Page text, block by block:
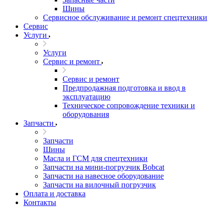
Шины
Сервисное обслуживание и ремонт спецтехники
Сервис
Услуги
Услуги
Сервис и ремонт
Сервис и ремонт
Предпродажная подготовка и ввод в
эксплуатацию
Техническое сопровождение техники и
оборудования
Запчасти
Запчасти
Шины
Масла и ГСМ для спецтехники
Запчасти на мини-погрузчик Bobcat
Запчасти на навесное оборудование
Запчасти на вилочный погрузчик
Оплата и доставка
Контакты